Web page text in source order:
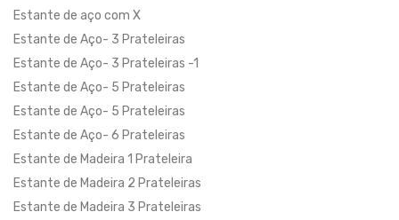
Estante de aço com X
Estante de Aço- 3 Prateleiras
Estante de Aço- 3 Prateleiras -1
Estante de Aço- 5 Prateleiras
Estante de Aço- 5 Prateleiras
Estante de Aço- 6 Prateleiras
Estante de Madeira 1 Prateleira
Estante de Madeira 2 Prateleiras
Estante de Madeira 3 Prateleiras